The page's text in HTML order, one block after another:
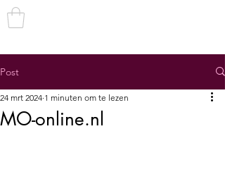
Post
MO-online.nl
24 mrt 2024 1 minuten om te lezen